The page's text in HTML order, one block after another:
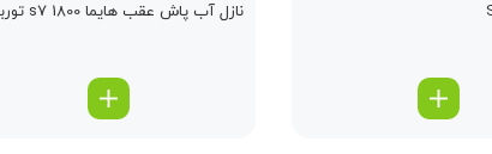
نازل آب پاش عقب هایما s7 1800 توربو